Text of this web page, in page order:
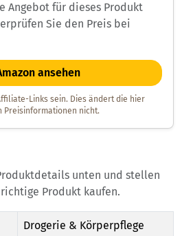
Angebot für dieses Produkt
Sie den Preis bei
ansehen
Links sein. Dies ändert die hier
Preisinformationen nicht.
unten und stellen
Produkt kaufen.
Drogerie & Körperpflege